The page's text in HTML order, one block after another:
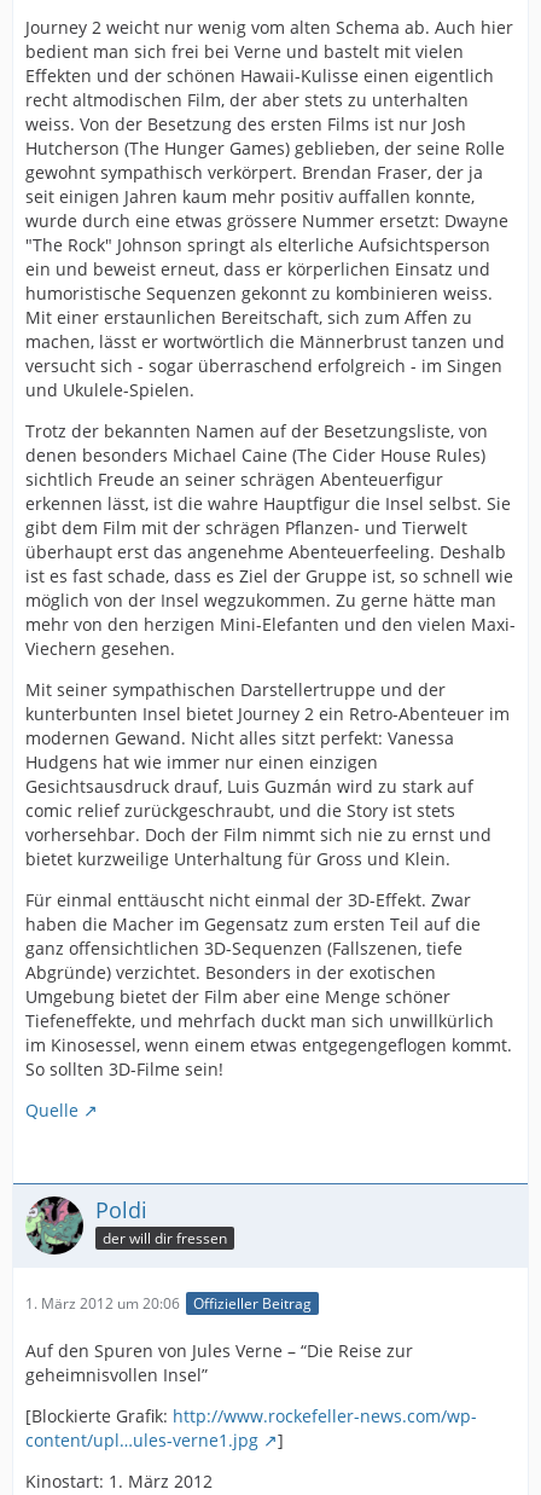
Journey 2 weicht nur wenig vom alten Schema ab. Auch hier
bedient man sich frei bei Verne und bastelt mit vielen
Effekten und der schönen Hawaii-Kulisse einen eigentlich
recht altmodischen Film, der aber stets zu unterhalten
weiss. Von der Besetzung des ersten Films ist nur Josh
Hutcherson (The Hunger Games) geblieben, der seine Rolle
gewohnt sympathisch verkörpert. Brendan Fraser, der ja
seit einigen Jahren kaum mehr positiv auffallen konnte,
wurde durch eine etwas grössere Nummer ersetzt: Dwayne
"The Rock" Johnson springt als elterliche Aufsichtsperson
ein und beweist erneut, dass er körperlichen Einsatz und
humoristische Sequenzen gekonnt zu kombinieren weiss.
Mit einer erstaunlichen Bereitschaft, sich zum Affen zu
machen, lässt er wortwörtlich die Männerbrust tanzen und
versucht sich - sogar überraschend erfolgreich - im Singen
und Ukulele-Spielen.
Trotz der bekannten Namen auf der Besetzungsliste, von
denen besonders Michael Caine (The Cider House Rules)
sichtlich Freude an seiner schrägen Abenteuerfigur
erkennen lässt, ist die wahre Hauptfigur die Insel selbst. Sie
gibt dem Film mit der schrägen Pflanzen- und Tierwelt
überhaupt erst das angenehme Abenteuerfeeling. Deshalb
ist es fast schade, dass es Ziel der Gruppe ist, so schnell wie
möglich von der Insel wegzukommen. Zu gerne hätte man
mehr von den herzigen Mini-Elefanten und den vielen Maxi-
Viechern gesehen.
Mit seiner sympathischen Darstellertruppe und der
kunterbunten Insel bietet Journey 2 ein Retro-Abenteuer im
modernen Gewand. Nicht alles sitzt perfekt: Vanessa
Hudgens hat wie immer nur einen einzigen
Gesichtsausdruck drauf, Luis Guzmán wird zu stark auf
comic relief zurückgeschraubt, und die Story ist stets
vorhersehbar. Doch der Film nimmt sich nie zu ernst und
bietet kurzweilige Unterhaltung für Gross und Klein.
Für einmal enttäuscht nicht einmal der 3D-Effekt. Zwar
haben die Macher im Gegensatz zum ersten Teil auf die
ganz offensichtlichen 3D-Sequenzen (Fallszenen, tiefe
Abgründe) verzichtet. Besonders in der exotischen
Umgebung bietet der Film aber eine Menge schöner
Tiefeneffekte, und mehrfach duckt man sich unwillkürlich
im Kinosessel, wenn einem etwas entgegengeflogen kommt.
So sollten 3D-Filme sein!
Quelle
Poldi
der will dir fressen
1. März 2012 um 20:06 Offizieller Beitrag
Auf den Spuren von Jules Verne – “Die Reise zur
geheimnisvollen Insel”
[Blockierte Grafik: http://www.rockefeller-news.com/wp-
content/upl…ules-verne1.jpg
]
Kinostart: 1. März 2012